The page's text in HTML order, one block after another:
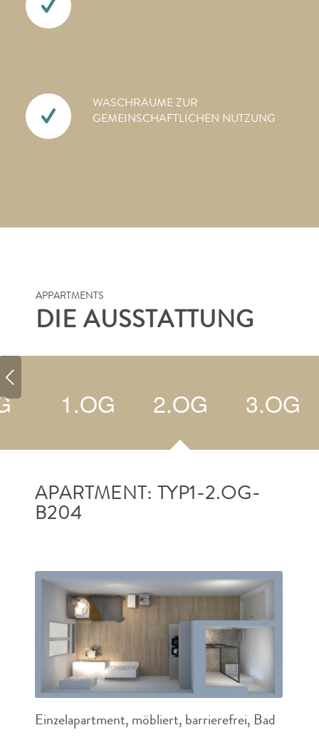
WASCHRÄUME ZUR
GEMEINSCHAFTLICHEN NUTZUNG
APPARTMENTS
DIE AUSSTATTUNG
1.OG 2.OG 3.OG
APARTMENT: TYP1-2.OG-
B204
Einzelapartment, möbliert, barrierefrei, Bad